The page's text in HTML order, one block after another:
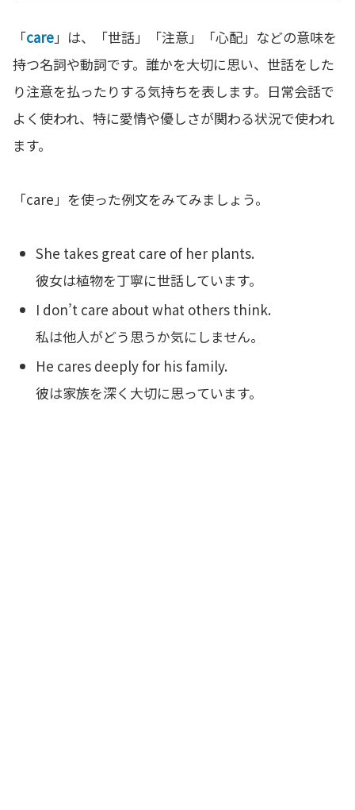
「care」は、「世話」「注意」「心配」などの意味を
持つ名詞や動詞です。誰かを大切に思い、世話をした
り注意を払ったりする気持ちを表します。日常会話で
よく使われ、特に愛情や優しさが関わる状況で使われ
ます。
「care」を使った例文をみてみましょう。
She takes great care of her plants.
彼女は植物を丁寧に世話しています。
I don’t care about what others think.
私は他人がどう思うか気にしません。
He cares deeply for his family.
彼は家族を深く大切に思っています。